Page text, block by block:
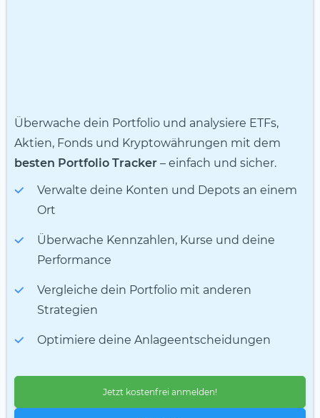
Überwache dein Portfolio und analysiere ETFs,
Aktien, Fonds und Kryptowährungen mit dem
besten Portfolio Tracker – einfach und sicher.
Verwalte deine Konten und Depots an einem
Ort
Überwache Kennzahlen, Kurse und deine
Performance
Vergleiche dein Portfolio mit anderen
Strategien
Optimiere deine Anlageentscheidungen
Jetzt kostenfrei anmelden!